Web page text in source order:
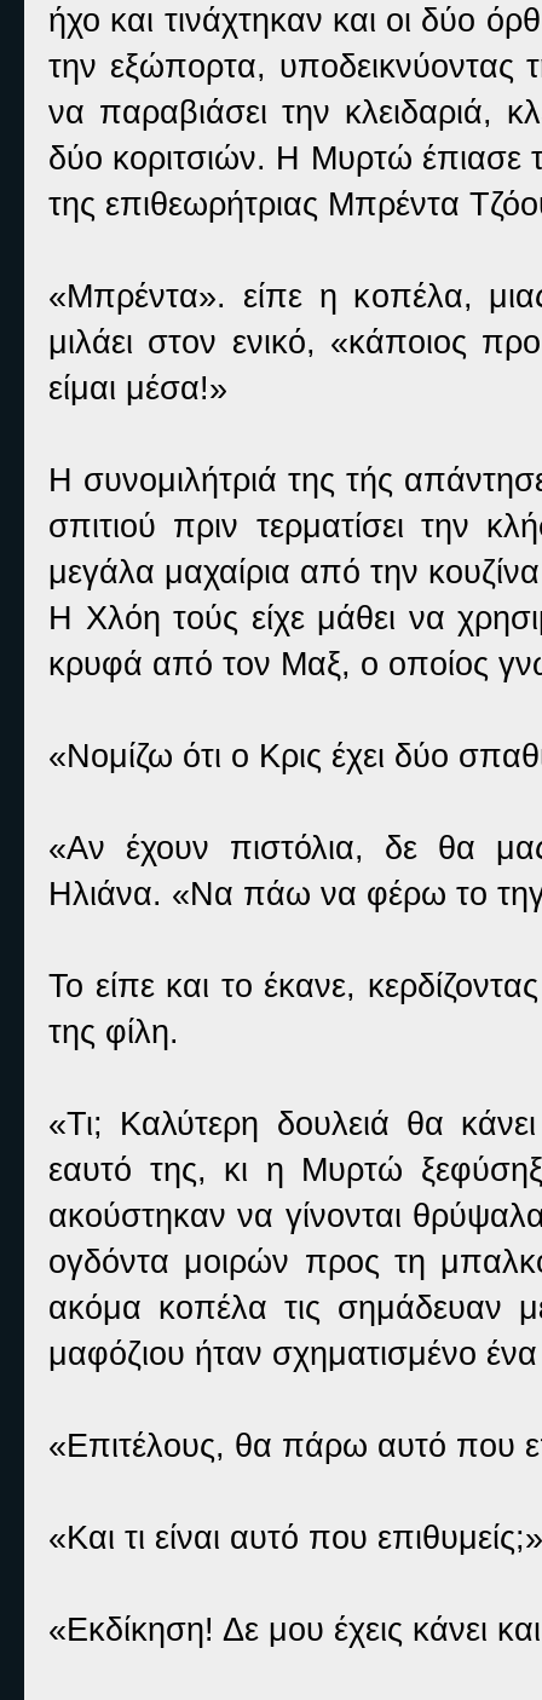
ήχο και τινάχτηκαν και οι δύο
την εξώπορτα,
να παραβιάσει την κλειδαριά,
δύο κοριτσιών. Η Μυρτώ έπιασε
της επιθεωρήτριας Μπρέντα
«Μπρέντα». είπε η κοπέλα,
μιλάει στον ενικό, «κάποιος
είμαι μέσα!»
Η συνομιλήτριά της τής
σπιτιού πριν τερματίσει την
μεγάλα μαχαίρια από την
Η Χλόη τούς είχε μάθει να
κρυφά από τον Μαξ, ο οποίος
«Νομίζω ότι ο Κρις έχει δύο
«Αν έχουν πιστόλια, δε θα
Ηλιάνα. «Να πάω να φέρω το
Το είπε και το έκανε,
της φίλη.
«Τι; Καλύτερη δουλειά θα
εαυτό της, κι η Μυρτώ
ακούστηκαν να γίνονται
ογδόντα μοιρών προς τη
ακόμα κοπέλα τις σημάδευαν
μαφόζιου ήταν σχηματισμένο
«Επιτέλους, θα πάρω αυτό που
«Και τι είναι αυτό που
«Εκδίκηση! Δε μου έχεις κάνει